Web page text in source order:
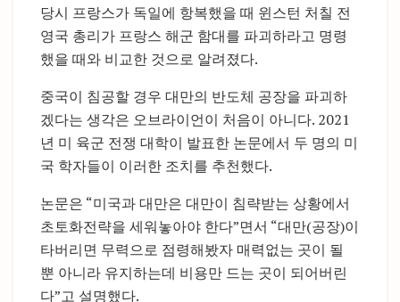
당시 프랑스가 독일에 항복했을 때 윈스턴 처칠 전
영국 총리가 프랑스 해군 함대를 파괴하라고 명령
했을 때와 비교한 것으로 알려졌다.
중국이 침공할 경우 대만의 반도체 공장을 파괴하
겠다는 생각은 오브라이언이 처음이 아니다. 2021
년 미 육군 전쟁 대학이 발표한 논문에서 두 명의 미
국 학자들이 이러한 조치를 추천했다.
논문은 “미국과 대만은 대만이 침략받는 상황에서
초토화전략을 세워놓아야 한다”면서 “대만(공장)이
타버리면 무력으로 점령해봤자 매력없는 곳이 될
뿐 아니라 유지하는데 비용만 드는 곳이 되어버린
다”고 설명했다.